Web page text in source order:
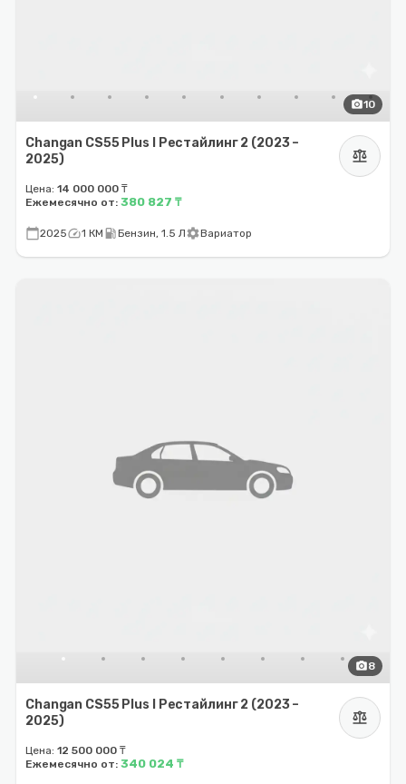
photo_camera10
Changan CS55 Plus I Рестайлинг 2 (2023 –
2025)
balance
Цена: 14 000 000 ₸
Ежемесячно от: 380 827 ₸
calendar_today2025speed1 КМ local_gas_stationБензин, 1.5 ЛsettingsВариатор
photo_camera8
Changan CS55 Plus I Рестайлинг 2 (2023 –
2025)
balance
Цена: 12 500 000 ₸
Ежемесячно от: 340 024 ₸